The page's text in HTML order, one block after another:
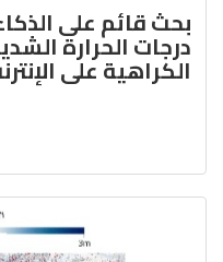
بحث قائم على
درجات الحرارة
الكراهية على